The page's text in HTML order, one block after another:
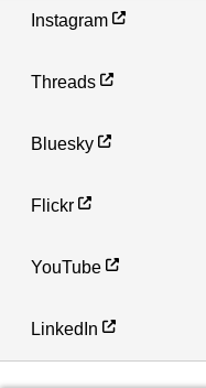
Instagram
Threads
Bluesky
Flickr
YouTube
LinkedIn